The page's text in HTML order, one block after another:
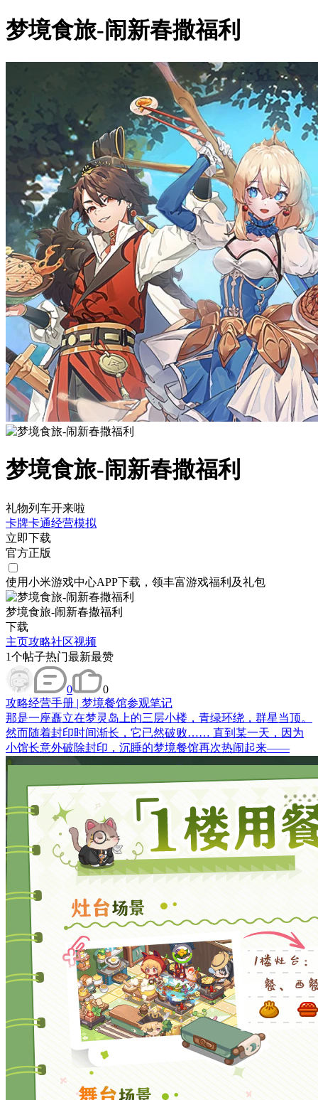
梦境食旅-闹新春撒福利
梦境食旅-闹新春撒福利
礼物列车开来啦
卡牌卡通经营模拟
立即下载
官方正版
使用小米游戏中心APP下载 ，领丰富游戏福利 及礼包
梦境食旅-闹新春撒福利
下载
主页攻略社区视频
1个帖子热门最新最赞
0
0
攻略经营手册 | 梦境餐馆参观笔记
那是一座矗立在梦灵岛上的三层小楼，青绿环绕，群星当顶。
然而随着封印时间渐长，它已然破败…… 直到某一天，因为
小馆长意外破除封印，沉睡的梦境餐馆再次热闹起来——